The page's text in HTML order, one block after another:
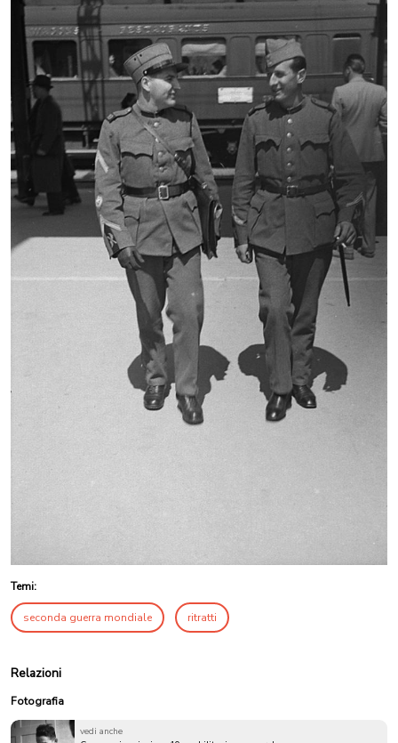
Temi:
seconda guerra mondiale ritratti
Relazioni
Fotografia
vedi anche